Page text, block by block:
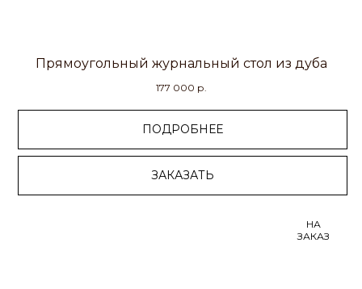
Прямоугольный журнальный стол из дуба
177 000 р.
ПОДРОБНЕЕ
ЗАКАЗАТЬ
НА
ЗАКАЗ